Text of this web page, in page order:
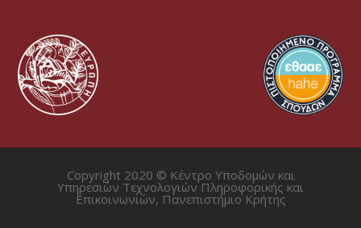
Copyright 2020 © Κέντρο Υποδομών και
Υπηρεσιών Τεχνολογιών Πληροφορικής και
Επικοινωνιών, Πανεπιστήμιο Κρήτης